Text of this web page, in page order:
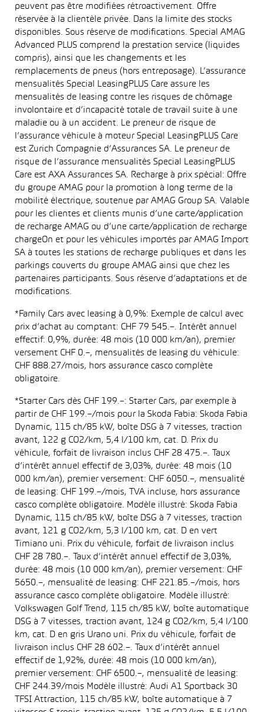
peuvent pas être modifiées rétroactivement. Offre
réservée à la clientèle privée. Dans la limite des stocks
disponibles. Sous réserve de modifications. Special AMAG
Advanced PLUS comprend la prestation service (liquides
compris), ainsi que les changements et les
remplacements de pneus (hors entreposage). L’assurance
mensualités Special LeasingPLUS Care assure les
mensualités de leasing contre les risques de chômage
involontaire et d’incapacité totale de travail suite à une
maladie ou à un accident. Le preneur de risque de
l’assurance véhicule à moteur Special LeasingPLUS Care
est Zurich Compagnie d’Assurances SA. Le preneur de
risque de l’assurance mensualités Special LeasingPLUS
Care est AXA Assurances SA. Recharge à prix spécial: Offre
du groupe AMAG pour la promotion à long terme de la
mobilité électrique, soutenue par AMAG Group SA. Valable
pour les clientes et clients munis d’une carte/application
de recharge AMAG ou d’une carte/application de recharge
chargeOn et pour les véhicules importés par AMAG Import
SA à toutes les stations de recharge publiques et dans les
parkings couverts du groupe AMAG ainsi que chez les
partenaires participants. Sous réserve d’adaptations et de
modifications.
*Family Cars avec leasing à 0,9%: Exemple de calcul avec
prix d’achat au comptant: CHF 79 545.–. Intérêt annuel
effectif: 0,9%, durée: 48 mois (10 000 km/an), premier
versement CHF 0.–, mensualités de leasing du véhicule:
CHF 888.27/mois, hors assurance casco complète
obligatoire.
*Starter Cars dès CHF 199.–: Starter Cars, par exemple à
partir de CHF 199.–/mois pour la Skoda Fabia: Skoda Fabia
Dynamic, 115 ch/85 kW, boîte DSG à 7 vitesses, traction
avant, 122 g CO2/km, 5,4 l/100 km, cat. D. Prix du
véhicule, forfait de livraison inclus CHF 28 475.–. Taux
d’intérêt annuel effectif de 3,03%, durée: 48 mois (10
000 km/an), premier versement: CHF 6050.–, mensualité
de leasing: CHF 199.–/mois, TVA incluse, hors assurance
casco complète obligatoire. Modèle illustré: Skoda Fabia
Dynamic, 115 ch/85 kW, boîte DSG à 7 vitesses, traction
avant, 121 g CO2/km, 5,3 l/100 km, cat. D en vert
Timiano uni. Prix du véhicule, forfait de livraison inclus
CHF 28 780.–. Taux d’intérêt annuel effectif de 3,03%,
durée: 48 mois (10 000 km/an), premier versement: CHF
5650.–, mensualité de leasing: CHF 221.85.–/mois, hors
assurance casco complète obligatoire. Modèle illustré:
Volkswagen Golf Trend, 115 ch/85 kW, boîte automatique
DSG à 7 vitesses, traction avant, 124 g CO2/km, 5,4 l/100
km, cat. D en gris Urano uni. Prix du véhicule, forfait de
livraison inclus CHF 28 602.–. Taux d’intérêt annuel
effectif de 1,92%, durée: 48 mois (10 000 km/an),
premier versement: CHF 6500.–, mensualité de leasing:
CHF 244.39/mois Modèle illustré: Audi A1 Sportback 30
TFSI Attraction, 115 ch/85 kW, boîte automatique à 7